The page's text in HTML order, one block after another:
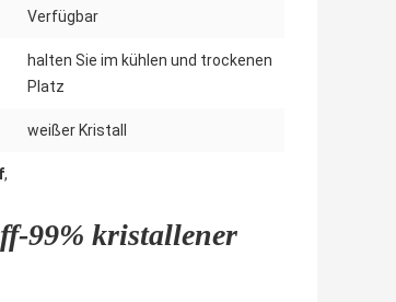
Verfügbar
halten Sie im kühlen und trockenen
Platz
weißer Kristall
,
99% kristallener